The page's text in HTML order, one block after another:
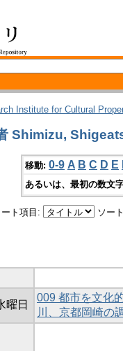
Institute for Cultural
Shimizu,
移動: 0-9 A B C D E
あるいは、最初の数文
ート項目: ソー
曜日
009 都市を文化
川、京都岡崎の